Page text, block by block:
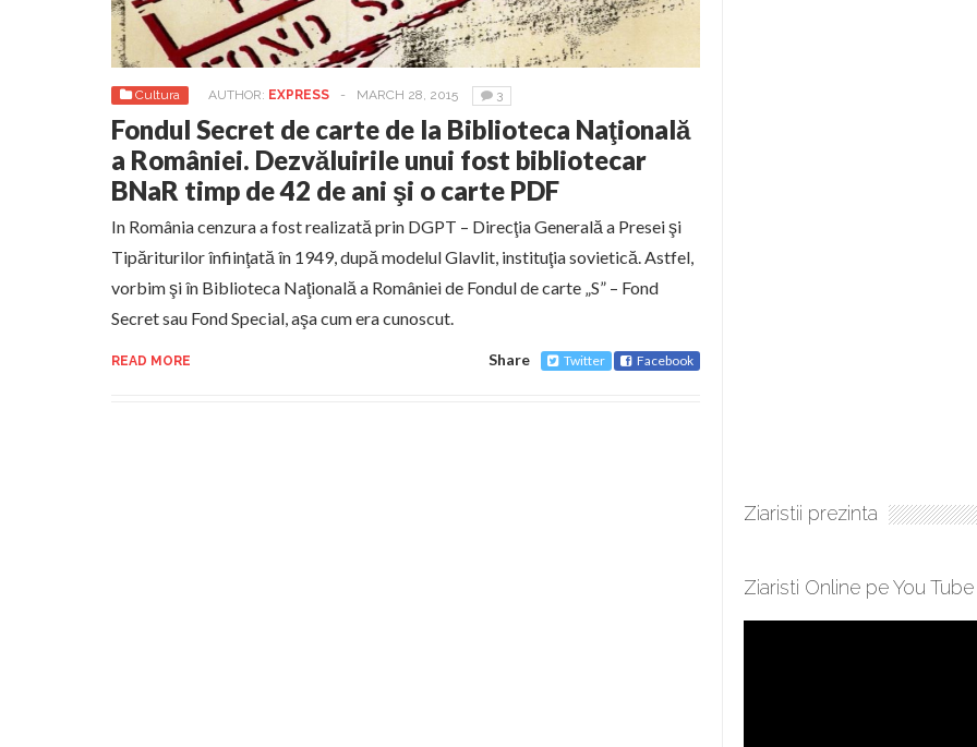
Cultura AUTHOR: EXPRESS - MARCH 28, 2015 3
Fondul Secret de carte de la Biblioteca Naţională
a României. Dezvăluirile unui fost bibliotecar
BNaR timp de 42 de ani şi o carte PDF
In România cenzura a fost realizată prin DGPT – Direcţia Generală a Presei şi
Tipăriturilor înfiinţată în 1949, după modelul Glavlit, instituţia sovietică. Astfel,
vorbim şi în Biblioteca Naţională a României de Fondul de carte „S” – Fond
Secret sau Fond Special, aşa cum era cunoscut.
READ MORE Share Twitter Facebook
Ziaristii prezinta
Ziaristi Online pe You Tube